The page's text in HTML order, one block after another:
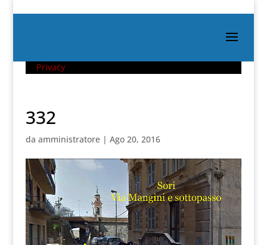
Privacy
332
da amministratore| Ago 20, 2016